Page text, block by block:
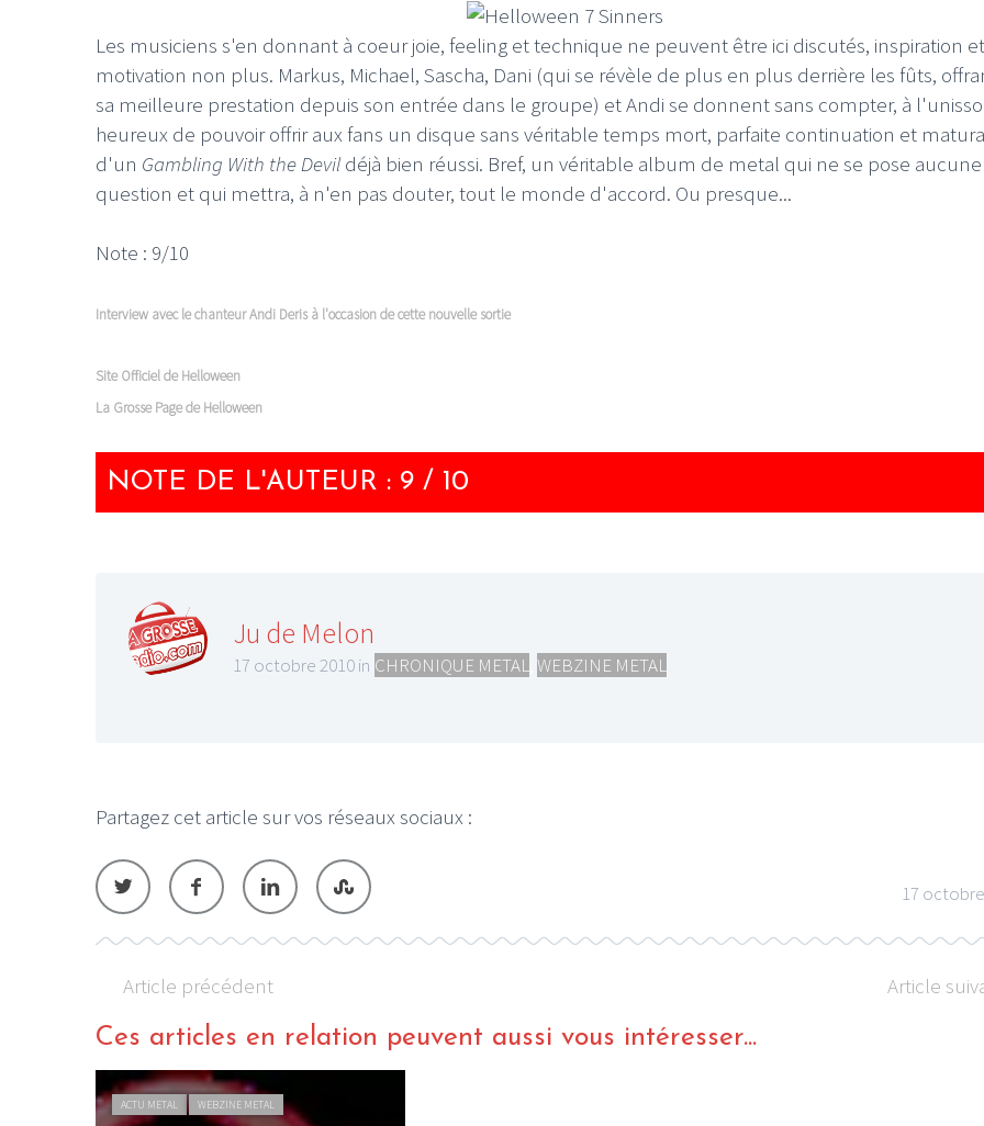
Les musiciens s'en donnant à coeur joie, feeling et technique ne peuvent être ici discutés, inspiration et
motivation non plus. Markus, Michael, Sascha, Dani (qui se révèle de plus en plus derrière les fûts,
sa meilleure prestation depuis son entrée dans le groupe) et Andi se donnent sans compter, à
heureux de pouvoir offrir aux fans un disque sans véritable temps mort, parfaite continuation et
d'un Gambling With the Devildéjà bien réussi. Bref, un véritable album de metal qui ne se pose aucune
question et qui mettra, à n'en pas douter, tout le monde d'accord. Ou presque...
Note : 9/10
Interview avec le chanteur Andi Deris à l'occasion de cette nouvelle sortie
Site Officiel de Helloween
La Grosse Page de Helloween
NOTE DE L'AUTEUR : 9 / 10
Ju de Melon
17 octobre 2010 in CHRONIQUE METAL WEBZINE METAL
Partagez cet article sur vos réseaux sociaux :
17
Article précédent Article
Ces articles en relation peuvent aussi vous intéresser...
ACTU METAL WEBZINE METAL